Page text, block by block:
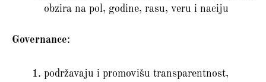
obzira na pol, godine, rasu, veru i naciju
Governance:
podržavaju i promovišu transparentnost,